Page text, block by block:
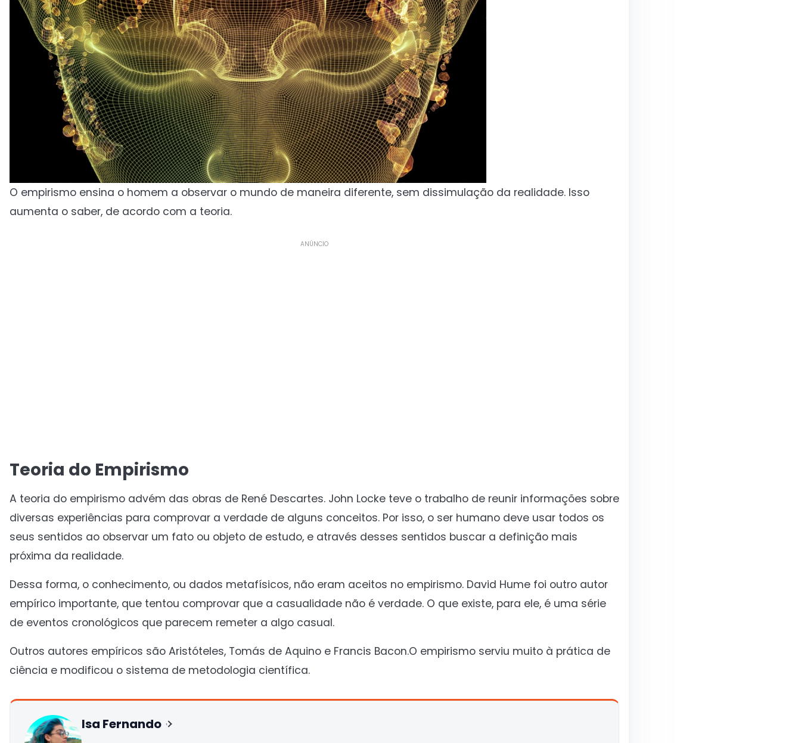
O empirismo ensina o homem a observar o mundo de maneira diferente, sem dissimulação da realidade. Isso
aumenta o saber, de acordo com a teoria.
ANÚNCIO
Teoria do Empirismo
A teoria do empirismo advém das obras de René Descartes. John Locke teve o trabalho de reunir informações sobre
diversas experiências para comprovar a verdade de alguns conceitos. Por isso, o ser humano deve usar todos os
seus sentidos ao observar um fato ou objeto de estudo, e através desses sentidos buscar a definição mais
próxima da realidade.
Dessa forma, o conhecimento, ou dados metafísicos, não eram aceitos no empirismo. David Hume foi outro autor
empírico importante, que tentou comprovar que a casualidade não é verdade. O que existe, para ele, é uma série
de eventos cronológicos que parecem remeter a algo casual.
Outros autores empíricos são Aristóteles, Tomás de Aquino e Francis Bacon.O empirismo serviu muito à prática de
ciência e modificou o sistema de metodologia científica.
Isa Fernando